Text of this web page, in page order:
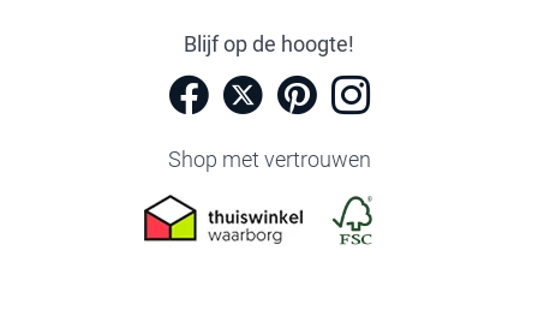
Blijf op de hoogte!
Shop met vertrouwen